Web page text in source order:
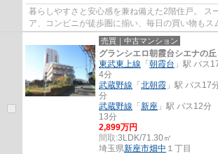
暮らしやすさと安心感を兼ね備えた2階住戸。 ス
ア、コンビニが徒歩圏に揃い、毎日の買い物もス
公園や教育施設も点在し、子育て世帯にも暮ら...
売買｜中古マンション
グランシエロ朝霞台シエナの
東武東上線 「 朝霞台 」駅 バス
4分
武蔵野線 「 北朝霞 」駅 バス17
分
武蔵野線 「 新座 」駅 バス12分
13分
2,899万円
間取:3LDK/71.30㎡
埼玉県新座市畑中 １丁目